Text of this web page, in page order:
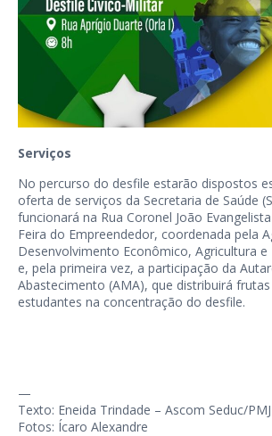
Serviços
No percurso do desfile estarão dispostos
oferta de serviços da Secretaria de Saúde
funcionará na Rua Coronel João
Feira do Empreendedor, coordenada pela
Desenvolvimento Econômico, Agricultura e
e, pela primeira vez, a participação da
Abastecimento (AMA), que distribuirá
estudantes na concentração do desfile.
—
Texto: Eneida Trindade – Ascom Seduc/PMJ
Fotos: Ícaro Alexandre